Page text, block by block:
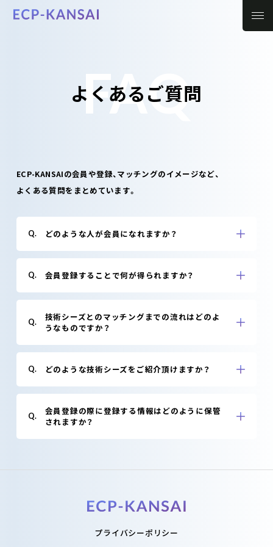
FAQ
よくあるご質問
ECP-KANSAIの会員や登録、マッチングのイメージなど、
よくある質問をまとめています。
Q. どのような人が会員になれますか？
Q. 会員登録することで何が得られますか？
Q.
技術シーズとのマッチングまでの流れはどのよ
うなものですか？
Q. どのような技術シーズをご紹介頂けますか？
Q.
会員登録の際に登録する情報はどのように保管
されますか？
プライバシーポリシー